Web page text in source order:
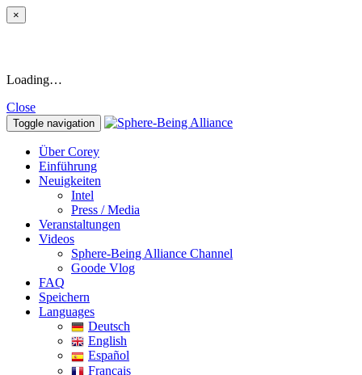
×
Loading…
Close
Toggle navigation
Über Corey
Einführung
Neuigkeiten
Intel
Press / Media
Veranstaltungen
Videos
Sphere-Being Alliance Channel
Goode Vlog
FAQ
Speichern
Languages
Deutsch
English
Español
Français